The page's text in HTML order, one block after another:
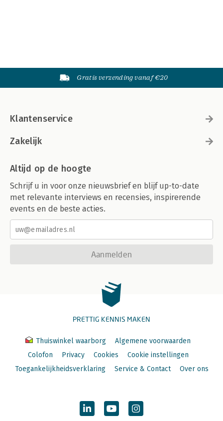
Gratis verzending vanaf €20
Klantenservice
Zakelijk
Altijd op de hoogte
Schrijf u in voor onze nieuwsbrief en blijf up-to-date
met relevante interviews en recensies, inspirerende
events en de beste acties.
Aanmelden
PRETTIG KENNIS MAKEN
Thuiswinkel waarborg
Algemene voorwaarden
Colofon
Privacy Cookies
Cookie instellingen
Toegankelijkheidsverklaring
Service & Contact Over ons